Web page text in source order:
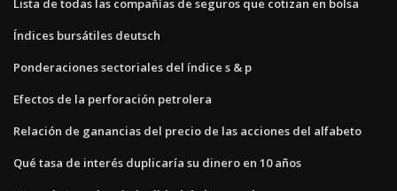
Lista de todas las compañías de seguros que cotizan en bolsa
Índices bursátiles deutsch
Ponderaciones sectoriales del índice s & p
Efectos de la perforación petrolera
Relación de ganancias del precio de las acciones del alfabeto
Qué tasa de interés duplicaría su dinero en 10 años